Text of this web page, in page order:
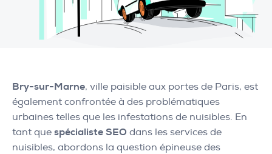
Bry-sur-Marne, ville paisible aux portes de Paris, est
également confrontée à des problématiques
urbaines telles que les infestations de nuisibles. En
tant que spécialiste SEO dans les services de
nuisibles, abordons la question épineuse des